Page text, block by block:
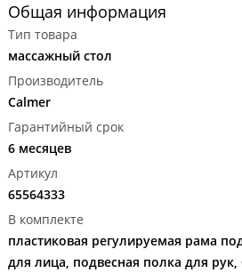
Общая информация
Тип товара
массажный стол
Производитель
Calmer
Гарантийный срок
6 месяцев
Артикул
65564333
В комплекте
пластиковая регулируемая рама
для лица, подвесная полка для